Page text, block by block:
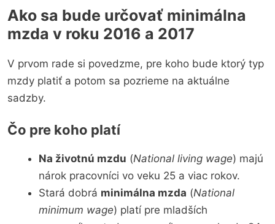
Ako sa bude určovať minimálna
mzda v roku 2016 a 2017
V prvom rade si povedzme, pre koho bude ktorý typ
mzdy platiť a potom sa pozrieme na aktuálne
sadzby.
Čo pre koho platí
Na životnú mzdu (National living wage) majú
nárok pracovníci vo veku 25 a viac rokov.
Stará dobrá minimálna mzda (National
minimum wage) platí pre mladších